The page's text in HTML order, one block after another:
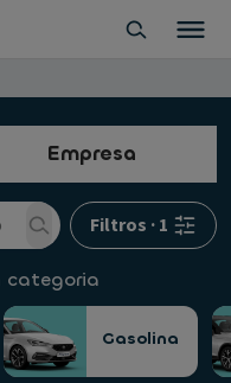
Empresa
Filtros ·1
categoria
Gasolina